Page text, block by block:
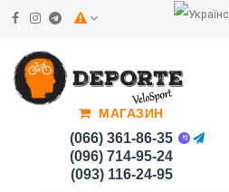
МАГАЗИН
(066) 361-86-35
(096) 714-95-24
(093) 116-24-95